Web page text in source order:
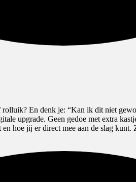
En denk je: “Kan ik dit niet
upgrade. Geen gedoe met extra
hoe jij er direct mee aan de slag